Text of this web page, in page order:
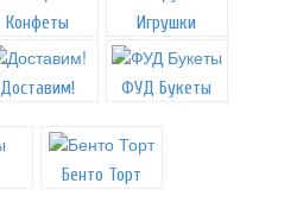
Конфеты Игрушки
Доставим! ФУД Букеты
Бенто Торт